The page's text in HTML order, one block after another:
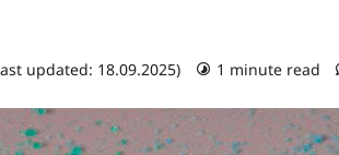
updated: 18.09.2025) 1 minute read